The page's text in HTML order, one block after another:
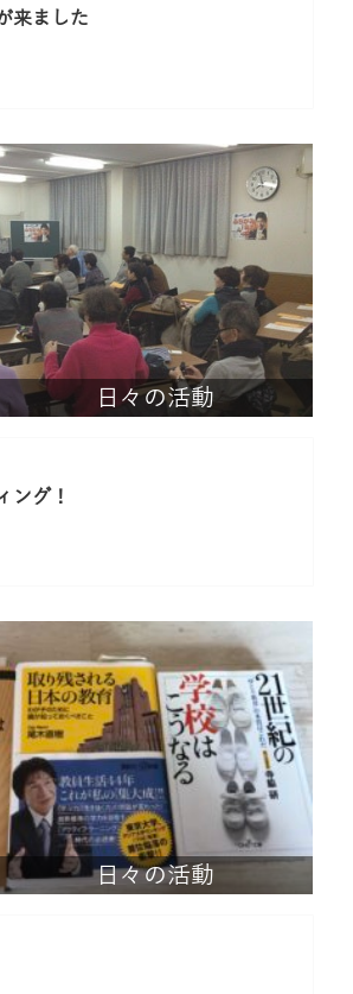
来ました
日々の活動
ング！
日々の活動